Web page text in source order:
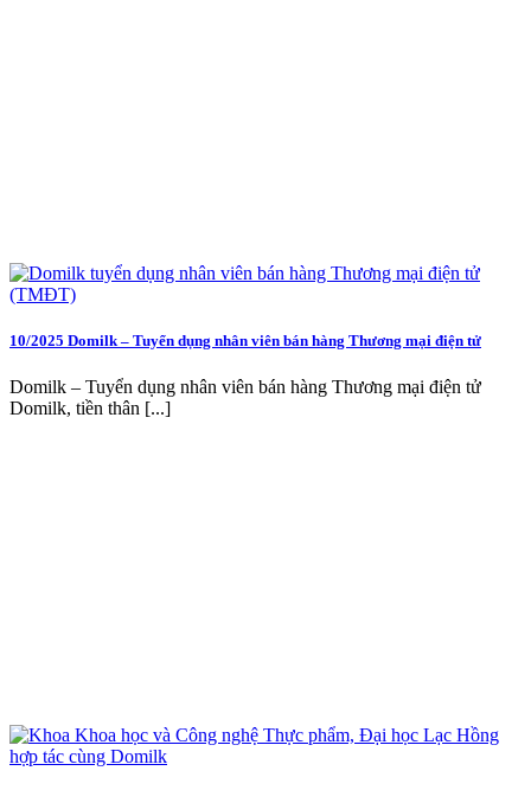
10/2025 Domilk – Tuyển dụng nhân viên bán hàng Thương mại điện tử
Domilk – Tuyển dụng nhân viên bán hàng Thương mại điện tử
Domilk, tiền thân [...]